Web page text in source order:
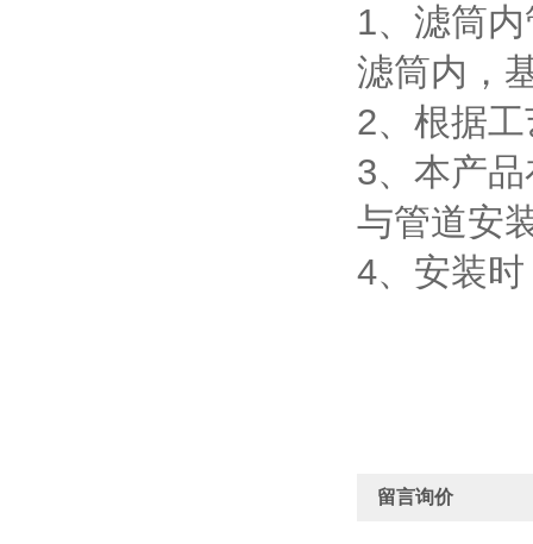
1、滤筒
滤筒内，
2、根据
3、本产
与管道安
4、安装
留言询价